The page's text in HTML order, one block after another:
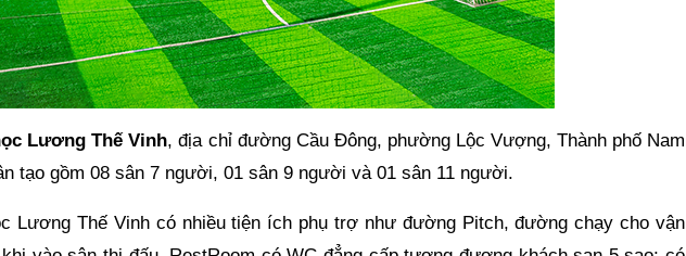
Lương Thế Vinh, địa chỉ đường Cầu Đông, phường Lộc Vượng, Thành phố Nam
tạo gồm 08 sân 7 người, 01 sân 9 người và 01 sân 11 người.
Lương Thế Vinh có nhiều tiện ích phụ trợ như đường Pitch, đường chạy cho vận